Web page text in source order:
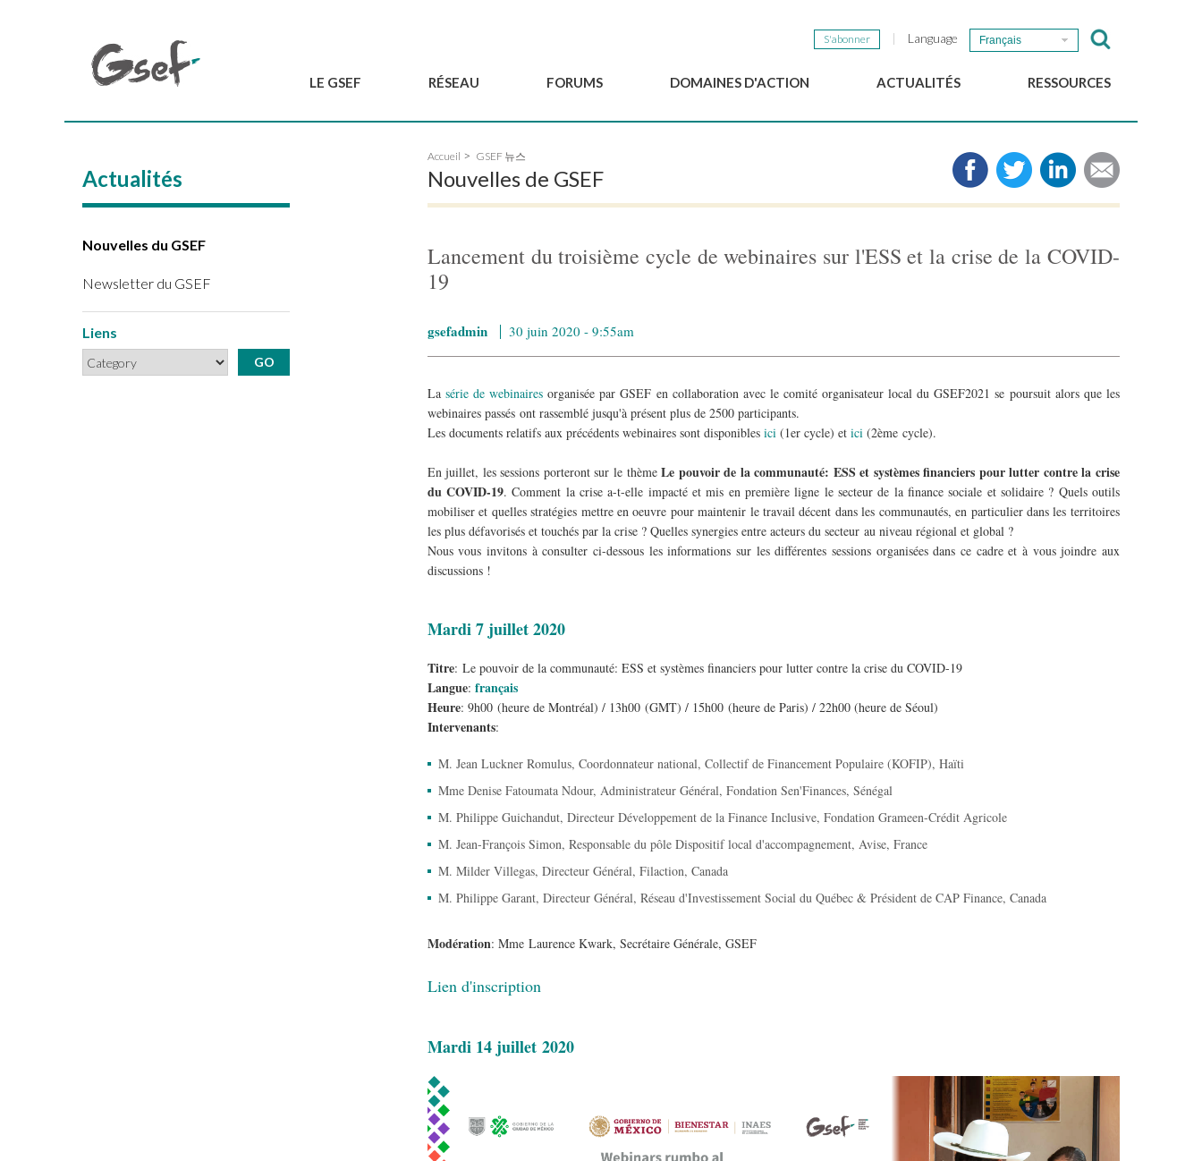
S'abonner Language Français
LE GSEF RÉSEAU
Comité Consultatif
Les membres
Devenir partenaire du
FORUMS
MexicoGSEF2021
DOMAINES D'ACTION ACTUALITÉS
Newsletter du GSEF
RESSOURCES
Médias
Liens
Téléchargez notre plaquette
Actualités
Nouvelles du GSEF
Newsletter du GSEF
Liens
Accueil GSEF 뉴스
Nouvelles de GSEF
Lancement du troisième cycle de webinaires sur l'ESS et la crise de la COVID-
19
gsefadmin 30 juin 2020 - 9:55am
La série de webinaires organisée par GSEF en collaboration avec le comité organisateur local du GSEF2021 se poursuit alors que les
webinaires passés ont rassemblé jusqu'à présent plus de 2500 participants.
Les documents relatifs aux précédents webinaires sont disponibles ici(1er cycle) et ici(2ème cycle).
En juillet, les sessions porteront sur le thèmeLe pouvoir de la communauté: ESS et systèmes financiers pour lutter contre la crise
du COVID-19. Comment la crise a-t-elle impacté et mis en première ligne le secteur de la finance sociale et solidaire ? Quels outils
mobiliser et quelles stratégies mettre en oeuvre pour maintenir le travail décent dans les communautés, en particulier dans les territoires
les plus défavorisés et touchés par la crise ? Quelles synergies entre acteurs du secteur au niveau régional et global ?
Nous vous invitons à consulter ci-dessous les informations sur les différentes sessions organisées dans ce cadre et à vous joindre aux
discussions !
Mardi 7 juillet 2020
Titre: Le pouvoir de la communauté: ESS et systèmes financiers pour lutter contre la crise du COVID-19
Langue: français
Heure: 9h00 (heure de Montréal) / 13h00 (GMT) / 15h00 (heure de Paris) / 22h00 (heure de Séoul)
Intervenants:
M. Jean Luckner Romulus, Coordonnateur national, Collectif de Financement Populaire (KOFIP), Haïti
Mme Denise Fatoumata Ndour, Administrateur Général, Fondation Sen'Finances, Sénégal
M. Philippe Guichandut, Directeur Développement de la Finance Inclusive, Fondation Grameen-Crédit Agricole
M. Jean-François Simon, Responsable du pôle Dispositif local d'accompagnement, Avise, France
M. Milder Villegas, Directeur Général, Filaction, Canada
M. Philippe Garant, Directeur Général, Réseau d'Investissement Social du Québec & Président de CAP Finance, Canada
Modération: Mme Laurence Kwark, Secrétaire Générale, GSEF
Lien d'inscription
Mardi 14 juillet 2020